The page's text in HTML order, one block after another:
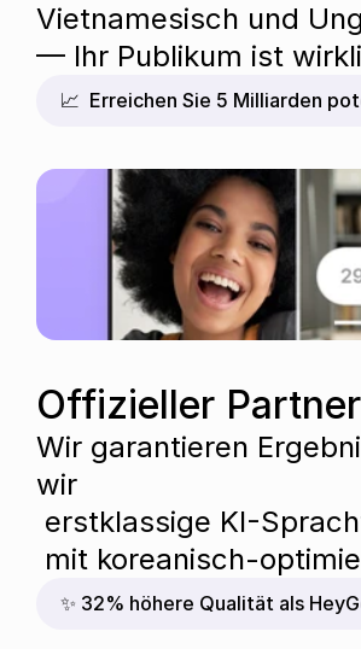
Vietnamesisch und
— Ihr Publikum ist
📈  Erreichen Sie 5 Milliarden
Offizieller
Wir garantieren
wir
erstklassige KI-
mit koreanisch-
✨ 32% höhere Qualität als